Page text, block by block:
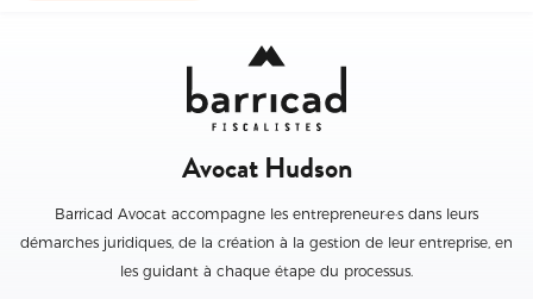
Avocat Hudson
Barricad Avocat accompagne les entrepreneur·e·s dans leurs
démarches juridiques, de la création à la gestion de leur entreprise, en
les guidant à chaque étape du processus.